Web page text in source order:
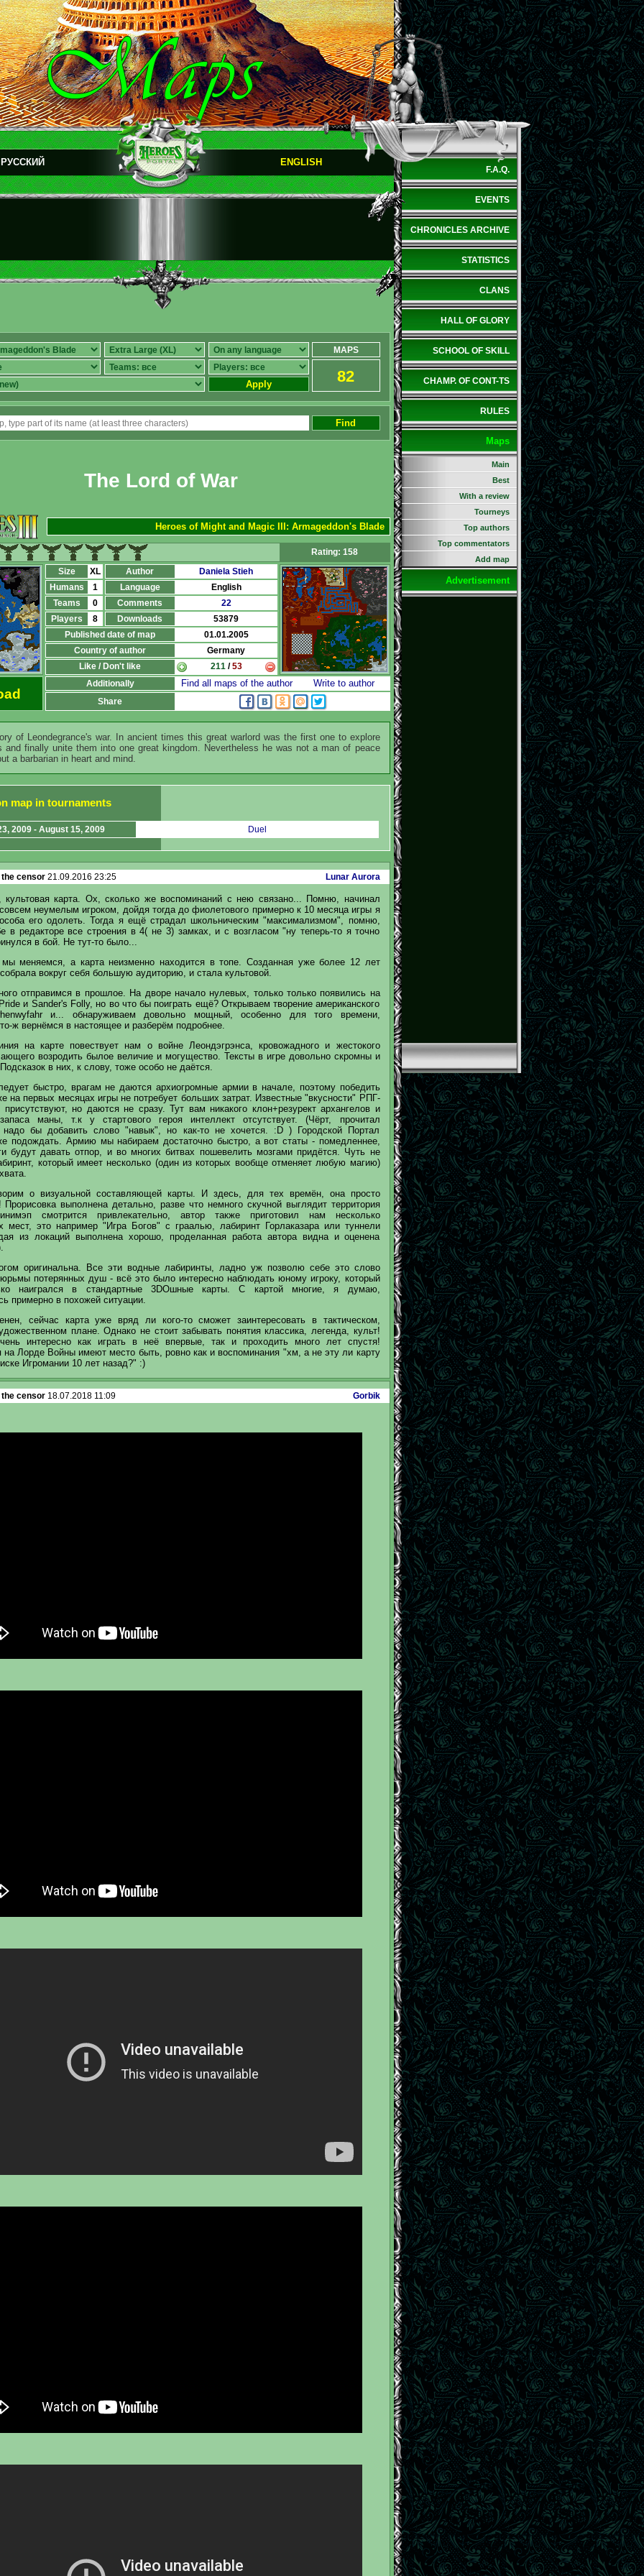
РУССКИЙ ENGLISH
Apply
MAPS
82
Find
The Lord of War
Heroes of Might and Magic III: Armageddon's Blade
Rating: 158
Size
XL Author
Daniela Stieh
Humans
1 Language
English
Teams
0 Comments
22
Players
8 Downloads
53879
Published date of map
01.01.2005
Country of author
Germany
Like / Don't like
211/53
Additionally Find all maps of the author Write to author
Share
of Leondegrance's war. In ancient times this great warlord was the first one to explore
and finally unite them into one great kingdom. Nevertheless he was not a man of peace
a barbarian in heart and mind.
map in tournaments
2009 - August 15, 2009 Duel
the censor21.09.2016 23:25 Lunar Aurora
культовая карта. Ох, сколько же воспоминаний с нею связано... Помню, начинал
неумелым игроком, дойдя тогда до фиолетового примерно к 10 месяца игры я
его одолеть. Тогда я ещё страдал школьническим "максимализмом", помню,
в редакторе все строения в 4( не 3) замках, и с возгласом "ну теперь-то я точно
в бой. Не тут-то было...
меняемся, а карта неизменно находится в топе. Созданная уже более 12 лет
вокруг себя большую аудиторию, и стала культовой.
отправимся в прошлое. На дворе начало нулевых, только только появились на
и Sander's Folly, но во что бы поиграть ещё? Открываем творение американского
и... обнаруживаем довольно мощный, особенно для того времени,
ж вернёмся в настоящее и разберём подробнее.
на карте повествует нам о войне Леондэгрэнса, кровожадного и жестокого
возродить былое величие и могущество. Тексты в игре довольно скромны и
в них, к слову, тоже особо не даётся.
быстро, врагам не даются архиогромные армии в начале, поэтому победить
на первых месяцах игры не потребует больших затрат. Известные "вкусности" РПГ-
присутствуют, но даются не сразу. Тут вам никакого клон+резурект архангелов и
запаса маны, т.к у стартового героя интеллект отсутствует. (Чёрт, прочитал
надо бы добавить слово "навык", но как-то не хочется. :D ) Городской Портал
подождать. Армию мы набираем достаточно быстро, а вот статы - помедленнее,
будут давать отпор, и во многих битвах пошевелить мозгами придётся. Чуть не
который имеет несколько (один из которых вообще отменяет любую магию)
о визуальной составляющей карты. И здесь, для тех времён, она просто
Прорисовка выполнена детально, разве что немного скучной выглядит территория
смотрится привлекательно, автор также приготовил нам несколько
мест, это например "Игра Богов" с граалью, лабиринт Горлаказара или туннели
из локаций выполнена хорошо, проделанная работа автора видна и оценена
оригинальна. Все эти водные лабиринты, ладно уж позволю себе это слово
потерянных душ - всё это было интересно наблюдать юному игроку, который
наигрался в стандартные 3DOшные карты. С картой многие, я думаю,
примерно в похожей ситуации.
сейчас карта уже вряд ли кого-то сможет заинтересовать в тактическом,
плане. Однако не стоит забывать понятия классика, легенда, культ!
интересно как играть в неё впервые, так и проходить много лет спустя!
на Лорде Войны имеют место быть, ровно как и воспоминания "хм, а не эту ли карту
Игромании 10 лет назад?" :)
the censor18.07.2018 11:09 Gorbik
F.A.Q.
EVENTS
CHRONICLES ARCHIVE
STATISTICS
CLANS
HALL OF GLORY
SCHOOL OF SKILL
CHAMP. OF CONT-TS
RULES
Maps
Main
Best
With a review
Tourneys
Top authors
Top commentators
Add map
Advertisement